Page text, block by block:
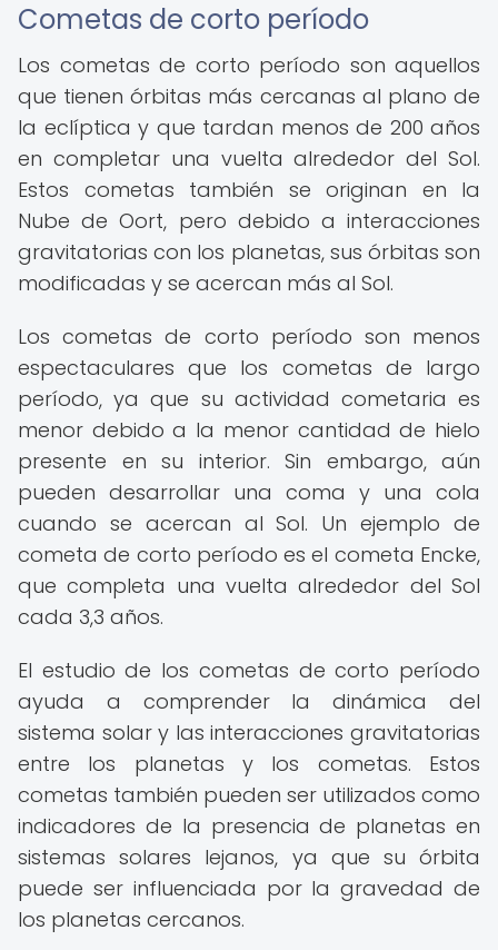
Cometas de corto período
Los cometas de corto período son aquellos
que tienen órbitas más cercanas al plano de
la eclíptica y que tardan menos de 200 años
en completar una vuelta alrededor del Sol.
Estos cometas también se originan en la
Nube de Oort, pero debido a interacciones
gravitatorias con los planetas, sus órbitas son
modificadas y se acercan más al Sol.
Los cometas de corto período son menos
espectaculares que los cometas de largo
período, ya que su actividad cometaria es
menor debido a la menor cantidad de hielo
presente en su interior. Sin embargo, aún
pueden desarrollar una coma y una cola
cuando se acercan al Sol. Un ejemplo de
cometa de corto período es el cometa Encke,
que completa una vuelta alrededor del Sol
cada 3,3 años.
El estudio de los cometas de corto período
ayuda a comprender la dinámica del
sistema solar y las interacciones gravitatorias
entre los planetas y los cometas. Estos
cometas también pueden ser utilizados como
indicadores de la presencia de planetas en
sistemas solares lejanos, ya que su órbita
puede ser influenciada por la gravedad de
los planetas cercanos.